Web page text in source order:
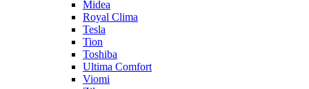
Midea
Royal Clima
Tesla
Tion
Toshiba
Ultima Comfort
Viomi